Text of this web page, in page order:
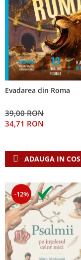
Evadarea din Roma
39,00 RON
34,71 RON
ADAUGA IN COS
-12%